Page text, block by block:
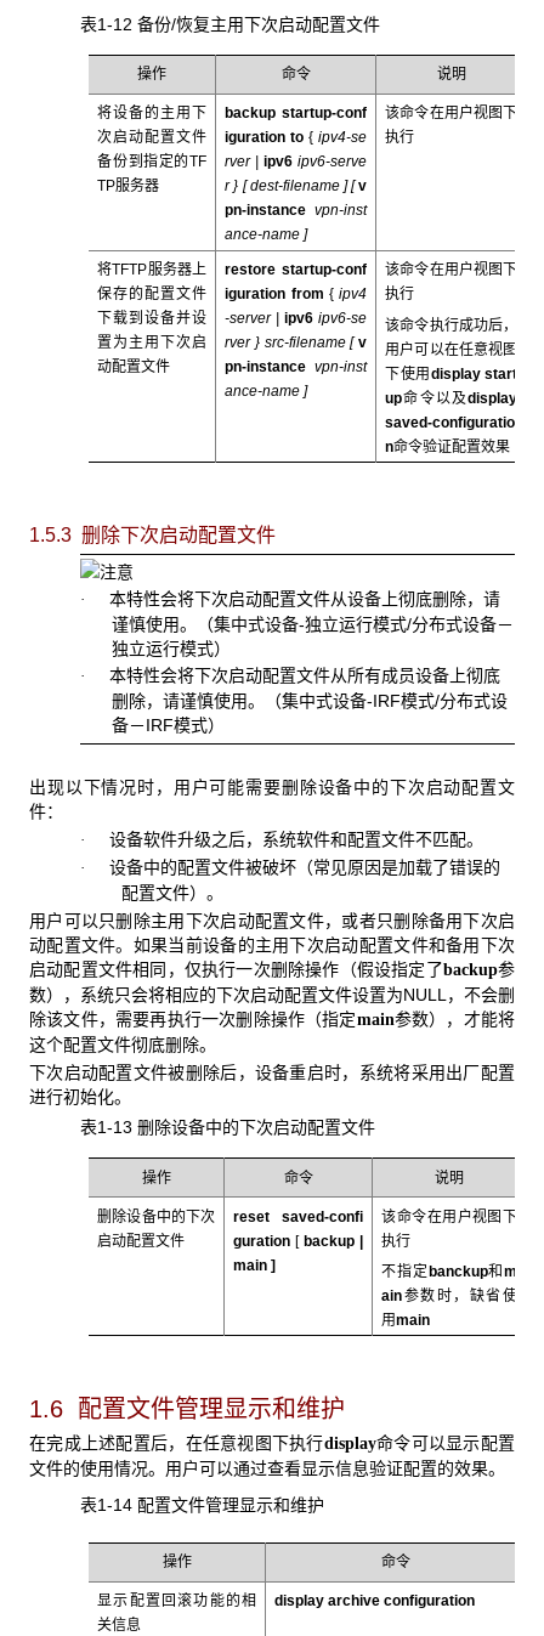
表1-12 备份/恢复主用下次启动配置文件
操作 命令 说明
将设备的主用下
次启动配置文件
备份到指定的TF
TP服务器
backup startup-conf
iguration to { ipv4-se
rver |ipv6 ipv6-serve
r} [dest-filename] [v
pn-instance vpn-inst
ance-name ]
该命令在用户视图下
执行
将TFTP服务器上
保存的配置文件
下载到设备并设
置为主用下次启
动配置文件
restore startup-conf
iguration from {ipv4
-server |ipv6 ipv6-se
rver } src-filename[v
pn-instance vpn-inst
ance-name]
该命令在用户视图下
执行
该命令执行成功后，
用户可以在任意视图
下使用 display start
up命令以及display
saved-configuratio
n命令验证配置效果
1.5.3 删除下次启动配置文件
· 本特性会将下次启动配置文件从设备上彻底删除，请
谨慎使用。（集中式设备-独立运行模式/分布式设备－
独立运行模式）
· 本特性会将下次启动配置文件从所有成员设备上彻底
删除，请谨慎使用。（集中式设备-IRF模式/分布式设
备－IRF模式）
出现以下情况时，用户可能需要删除设备中的下次启动配置文
件：
· 设备软件升级之后，系统软件和配置文件不匹配。
· 设备中的配置文件被破坏（常见原因是加载了错误的
配置文件）。
用户可以只删除主用下次启动配置文件，或者只删除备用下次启
动配置文件。如果当前设备的主用下次启动配置文件和备用下次
启动配置文件相同，仅执行一次删除操作（假设指定了backup参
数），系统只会将相应的下次启动配置文件设置为NULL，不会删
除该文件，需要再执行一次删除操作（指定main参数），才能将
这个配置文件彻底删除。
下次启动配置文件被删除后，设备重启时，系统将采用出厂配置
进行初始化。
表1-13 删除设备中的下次启动配置文件
操作 命令 说明
删除设备中的下次
启动配置文件
reset saved-confi
guration [backup |
main ]
该命令在用户视图下
执行
不指定 banckup和 m
ain参数时，缺省使
用main
1.6 配置文件管理显示和维护
在完成上述配置后，在任意视图下执行display命令可以显示配置
文件的使用情况。用户可以通过查看显示信息验证配置的效果。
表1-14 配置文件管理显示和维护
操作 命令
显示配置回滚功能的相
关信息
display archive configuration